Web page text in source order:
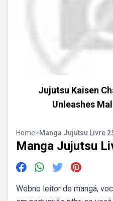
Jujutsu Kaisen
Unleashes
Home>Manga Jujutsu Livre
Manga Jujutsu
Webno leitor de mangá,